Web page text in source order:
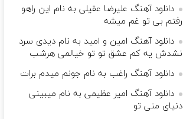
دانلود آهنگ علیرضا عقیلی به نام این راهو
رفتم بی تو غم میشه
دانلود آهنگ امین و امید به نام دیدی سرد
نشدش یه کم عشق تو تو خیالمی هرشب
دانلود آهنگ راغب به نام جونم میدم برات
دانلود آهنگ امیر عظیمی به نام میبینی
دنیای منی تو